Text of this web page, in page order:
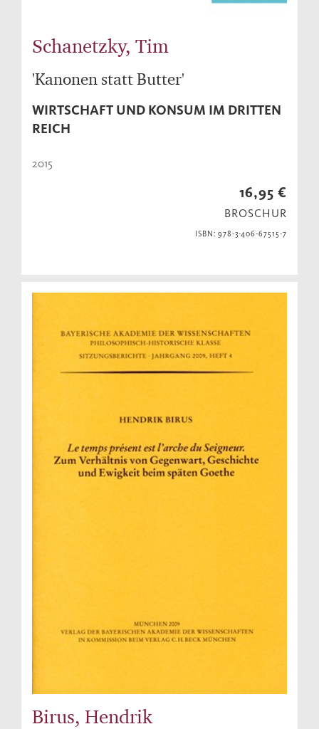
Schanetzky, Tim
'Kanonen statt Butter'
WIRTSCHAFT UND KONSUM IM DRITTEN
REICH
2015
16,95 €
BROSCHUR
ISBN: 978-3-406-67515-7
Birus, Hendrik